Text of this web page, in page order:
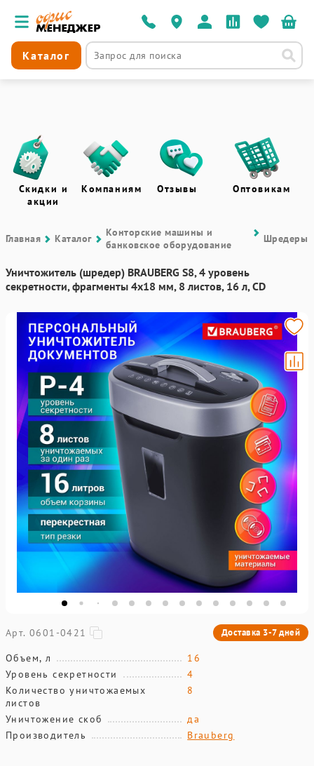
Каталог
Скидки и
акции
Компаниям Отзывы Оптовикам
Главная Каталог
Контоpские машины и
банковское оборудование
Шредеры
Уничтожитель (шредер) BRAUBERG S8, 4 уровень
секретности, фрагменты 4х18 мм, 8 листов, 16 л, CD
Арт. 0601-0421 Доставка 3-7 дней
Объем, л
16
Уровень секретности
4
Количество уничтожаемых
листов
8
Уничтожение скоб
да
Производитель
Brauberg